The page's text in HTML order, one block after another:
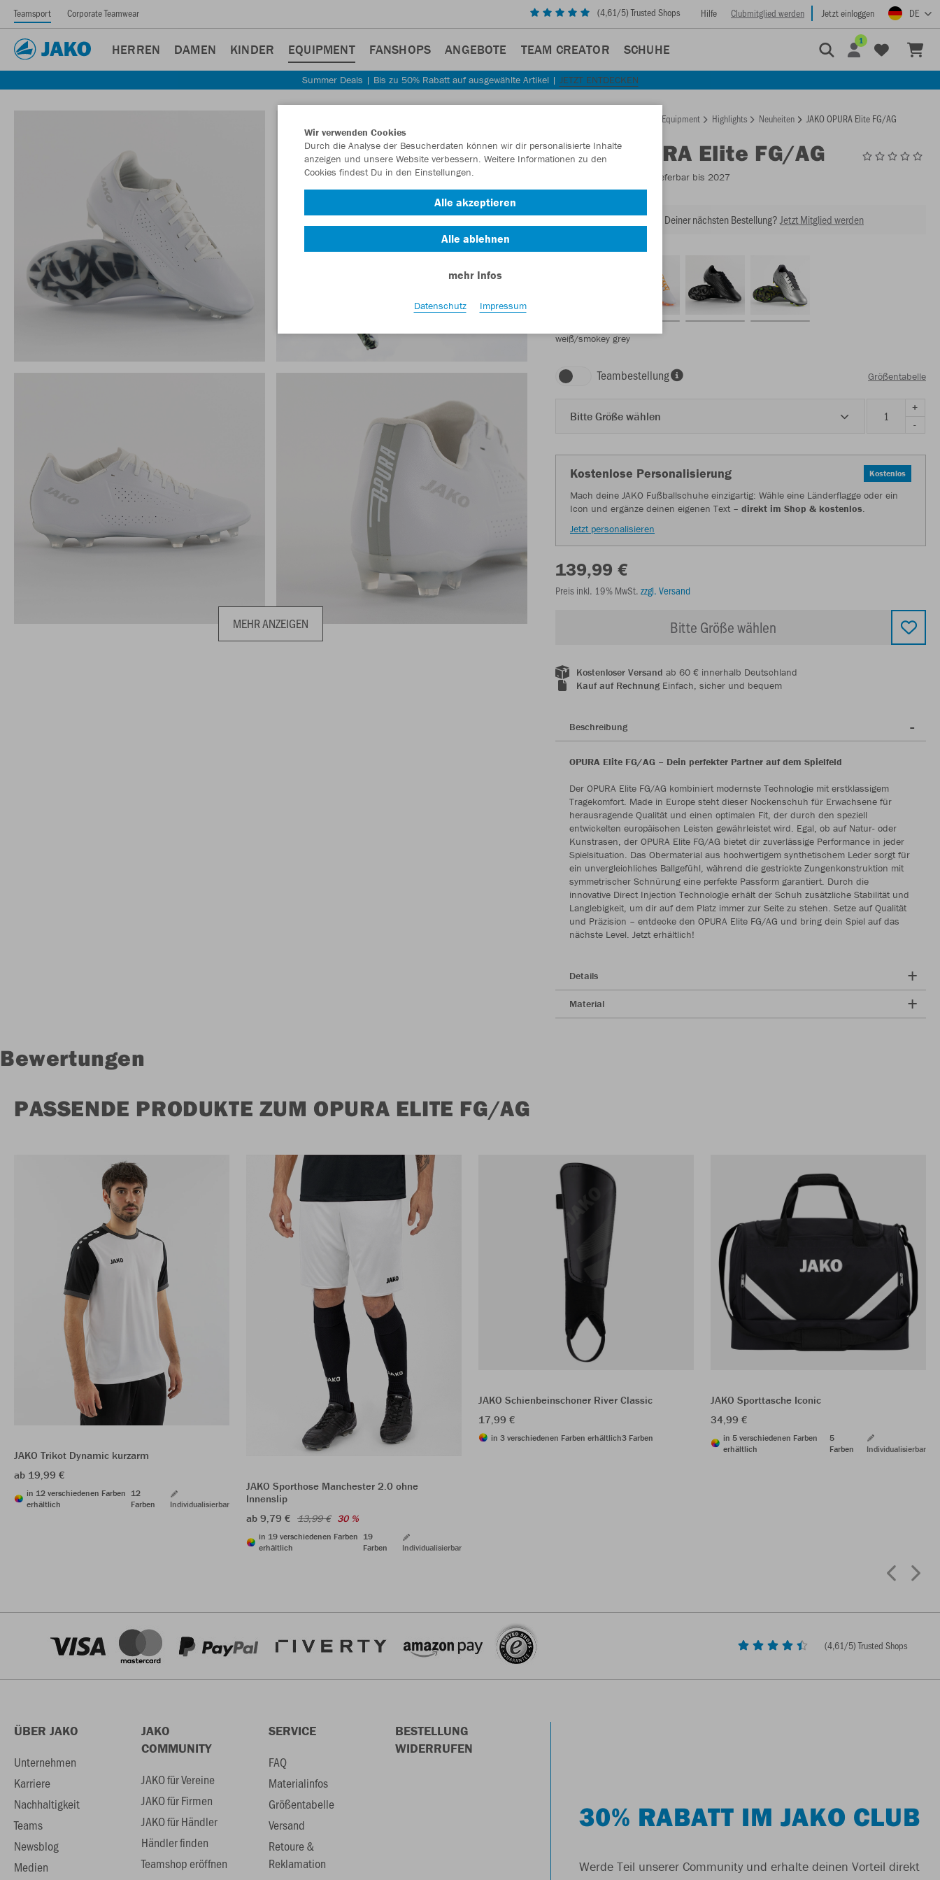
Teamsport Corporate Teamwear (4,61/5) Trusted Shops Hilfe Clubmitglied werden Jetzt einloggen DE
HERREN DAMEN KINDER EQUIPMENT FANSHOPS ANGEBOTE TEAM CREATOR SCHUHE
1
Summer Deals | Bis zu 50% Rabatt auf ausgewählte Artikel | JETZT ENTDECKEN
MEHR ANZEIGEN
Equipment Highlights Neuheiten JAKO OPURA Elite FG/AG
JAKOOPURA Elite FG/AG
- Lieferbar bis 2027
Lust auf 30% Rabatt bei Deiner nächsten Bestellung? Jetzt Mitglied werden
weiß/smokey grey
Teambestellung Größentabelle
Bitte Größe wählen
+
-
Kostenlose Personalisierung Kostenlos
Mach deine JAKO Fußballschuhe einzigartig: Wähle eine Länderflagge oder ein
Icon und ergänze deinen eigenen Text – direkt im Shop & kostenlos
Jetzt personalisieren
139,99 €
Preis inkl. 19% MwSt. zzgl. Versand
Bitte Größe wählen
Kostenloser Versand ab 60 € innerhalb Deutschland
Kauf auf RechnungEinfach, sicher und bequem
Beschreibung
OPURA Elite FG/AG – Dein perfekter Partner auf dem Spielfeld
Der OPURA Elite FG/AG kombiniert modernste Technologie mit erstklassigem
Tragekomfort. Made in Europe steht dieser Nockenschuh für Erwachsene für
herausragende Qualität und einen optimalen Fit, der durch den speziell
entwickelten europäischen Leisten gewährleistet wird. Egal, ob auf Natur- oder
Kunstrasen, der OPURA Elite FG/AG bietet dir zuverlässige Performance in jeder
Spielsituation. Das Obermaterial aus hochwertigem synthetischem Leder sorgt für
ein unvergleichliches Ballgefühl, während die gestrickte Zungenkonstruktion mit
symmetrischer Schnürung eine perfekte Passform garantiert. Durch die
innovative Direct Injection Technologie erhält der Schuh zusätzliche Stabilität und
Langlebigkeit, um dir auf dem Platz immer zur Seite zu stehen. Setze auf Qualität
und Präzision – entdecke den OPURA Elite FG/AG und bring dein Spiel auf das
nächste Level. Jetzt erhältlich!
Details
Material
Bewertungen
PASSENDE PRODUKTE ZUM OPURA ELITE FG/AG
JAKO Trikot Dynamic kurzarm
ab 19,99 €
in 12 verschiedenen Farben
erhältlich
12
Farben
Individualisierbar
JAKO Sporthose Manchester 2.0 ohne
Innenslip
ab 9,79 € 13,99 € 30 %
in 19 verschiedenen Farben
erhältlich
19
Farben
Individualisierbar
JAKO Schienbeinschoner River Classic
17,99 €
in 3 verschiedenen Farben erhältlich3 Farben
JAKO Sporttasche Iconic
34,99 €
in 5 verschiedenen Farben
erhältlich
5
Farben
Individualisierbar
(4,61/5) Trusted Shops
ÜBER JAKO
Unternehmen
Karriere
Nachhaltigkeit
Teams
Newsblog
Medien
JAKO
COMMUNITY
JAKO für Vereine
JAKO für Firmen
JAKO für Händler
Händler finden
Teamshop eröffnen
SERVICE
FAQ
Materialinfos
Größentabelle
Versand
Retoure &
Reklamation
BESTELLUNG
WIDERRUFEN
30% RABATT IM JAKO CLUB
Werde Teil unserer Community und erhalte deinen Vorteil direkt
Wir verwenden Cookies
Durch die Analyse der Besucherdaten können wir dir personalisierte Inhalte
anzeigen und unsere Website verbessern. Weitere Informationen zu den
Cookies findest Du in den Einstellungen.
Alle akzeptieren
Alle ablehnen
mehr Infos
Datenschutz Impressum